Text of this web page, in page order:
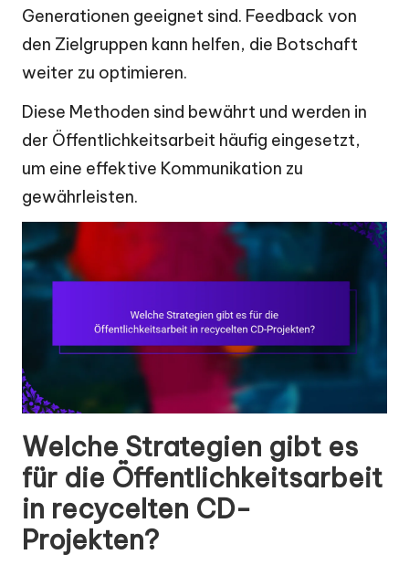
Generationen geeignet sind. Feedback von
den Zielgruppen kann helfen, die Botschaft
weiter zu optimieren.
Diese Methoden sind bewährt und werden in
der Öffentlichkeitsarbeit häufig eingesetzt,
um eine effektive Kommunikation zu
gewährleisten.
Welche Strategien gibt es
für die Öffentlichkeitsarbeit
in recycelten CD-
Projekten?